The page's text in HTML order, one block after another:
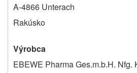
A-4866 Unterach
Rakúsko
Výrobca
EBEWE Pharma Ges.m.b.H. Nfg.